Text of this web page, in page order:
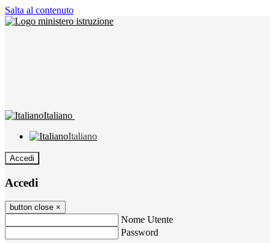
Salta al contenuto
Italiano
Italiano
Accedi
Accedi
button close ×
Nome Utente
Password